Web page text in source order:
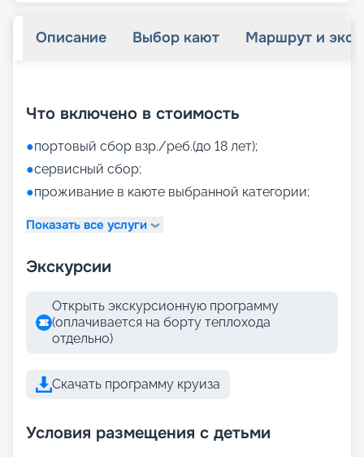
Описание Выбор кают Маршрут и
Что включено в стоимость
●портовый сбор взр./реб.(до 18 лет);
●сервисный сбор;
●проживание в каюте выбранной категории;
Показать все услуги
Экскурсии
Открыть экскурсионную программу
(оплачивается на борту теплохода
отдельно)
Скачать программу круиза
Условия размещения с детьми